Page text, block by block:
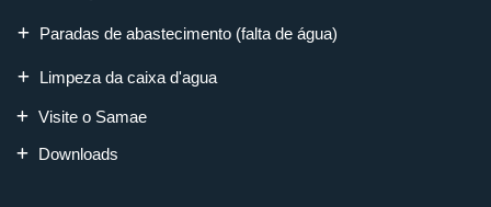
Paradas de abastecimento (falta de água)
Limpeza da caixa d'agua
Visite o Samae
Downloads